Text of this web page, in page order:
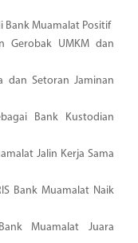
Bank Muamalat Positif
Gerobak UMKM dan
dan Setoran Jaminan
Bank Kustodian
Jalin Kerja Sama
Bank Muamalat Naik
Muamalat Juara